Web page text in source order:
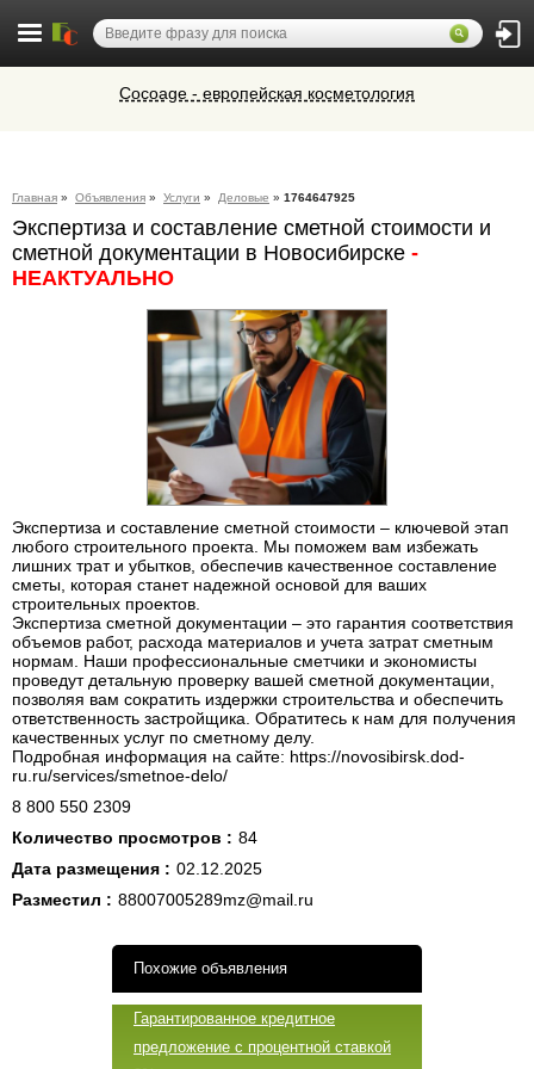
фонари из профиля СИАЛ (Россия)
Cocoage - европейская косметология
предлагает большой выбор
ветеринарных препаратов и товаров
для животных.
Микроавтобусы в Челябинск утром и
вечером
Главная » Объявления » Услуги » Деловые » 1764647925
Экспертиза и составление сметной стоимости и
сметной документации в Новосибирске -
НЕАКТУАЛЬНО
Экспертиза и составление сметной стоимости – ключевой этап
любого строительного проекта. Мы поможем вам избежать
лишних трат и убытков, обеспечив качественное составление
сметы, которая станет надежной основой для ваших
строительных проектов.
Экспертиза сметной документации – это гарантия соответствия
объемов работ, расхода материалов и учета затрат сметным
нормам. Наши профессиональные сметчики и экономисты
проведут детальную проверку вашей сметной документации,
позволяя вам сократить издержки строительства и обеспечить
ответственность застройщика. Обратитесь к нам для получения
качественных услуг по сметному делу.
Подробная информация на сайте: https://novosibirsk.dod-
ru.ru/services/smetnoe-delo/
8 800 550 2309
Количество просмотров : 84
Дата размещения : 02.12.2025
Разместил : 88007005289mz@mail.ru
Похожие объявления
Гарантированное кредитное
предложение с процентной ставкой